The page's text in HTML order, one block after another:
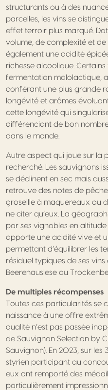
structurants ou à des
parcelles, les vins se
effet terroir plus marqué.
volume, de complexité et de
également une acidité
richesse alcoolique.
fermentation malolactique,
conférant une plus grande
longévité et arômes
cette longévité qui
différenciant de bon
dans le monde.
Autre aspect qui joue sur la
recherché. Les sauvignons
se déclinent en sec mais
retrouve des notes de
groseille à maquereaux ou
ne citer qu’eux. La
par ses vignobles en
apporte une acidité vive et
permettant d’équilibrer les
résiduel typiques de ses vins
Beerenauslese ou
De multiples récompenses
Toutes ces particularités se
naissance à une offre
qualité n’est pas passée
de Sauvignon Selection by
Sauvignon). En 2023, sur
styrien participant au
eux ont remporté des
particulièrement